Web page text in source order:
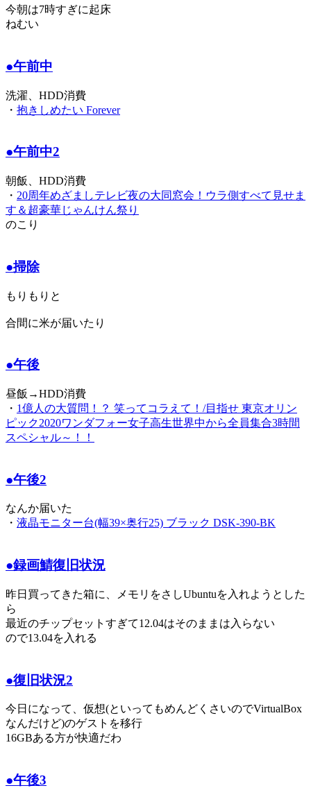
今朝は7時すぎに起床
ねむい
●午前中
洗濯、HDD消費
・ 抱きしめたい Forever
●午前中2
朝飯、HDD消費
・ 20周年めざましテレビ夜の大同窓会！ウラ側すべて見せま
す＆超豪華じゃんけん祭り
のこり
●掃除
もりもりと
合間に米が届いたり
●午後
昼飯→HDD消費
・ 1億人の大質問！？ 笑ってコラえて！/目指せ 東京オリン
ピック2020ワンダフォー女子高生世界中から全員集合3時間
スペシャル～！！
●午後2
なんか届いた
・ 液晶モニター台(幅39×奥行25) ブラック DSK-390-BK
●録画鯖復旧状況
昨日買ってきた箱に、メモリをさしUbuntuを入れようとした
ら
最近のチップセットすぎて12.04はそのままは入らない
ので13.04を入れる
●復旧状況2
今日になって、仮想(といってもめんどくさいのでVirtualBox
なんだけど)のゲストを移行
16GBある方が快適だわ
●午後3